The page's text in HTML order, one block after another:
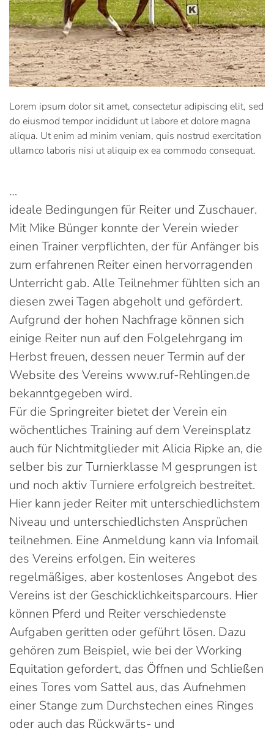
Lorem ipsum dolor sit amet, consectetur adipiscing elit, sed
do eiusmod tempor incididunt ut labore et dolore magna
aliqua. Ut enim ad minim veniam, quis nostrud exercitation
ullamco laboris nisi ut aliquip ex ea commodo consequat.
…
ideale Bedingungen für Reiter und Zuschauer.
Mit Mike Bünger konnte der Verein wieder
einen Trainer verpflichten, der für Anfänger bis
zum erfahrenen Reiter einen hervorragenden
Unterricht gab. Alle Teilnehmer fühlten sich an
diesen zwei Tagen abgeholt und gefördert.
Aufgrund der hohen Nachfrage können sich
einige Reiter nun auf den Folgelehrgang im
Herbst freuen, dessen neuer Termin auf der
Website des Vereins www.ruf-Rehlingen.de
bekanntgegeben wird.
Für die Springreiter bietet der Verein ein
wöchentliches Training auf dem Vereinsplatz
auch für Nichtmitglieder mit Alicia Ripke an, die
selber bis zur Turnierklasse M gesprungen ist
und noch aktiv Turniere erfolgreich bestreitet.
Hier kann jeder Reiter mit unterschiedlichstem
Niveau und unterschiedlichsten Ansprüchen
teilnehmen. Eine Anmeldung kann via Infomail
des Vereins erfolgen. Ein weiteres
regelmäßiges, aber kostenloses Angebot des
Vereins ist der Geschicklichkeitsparcours. Hier
können Pferd und Reiter verschiedenste
Aufgaben geritten oder geführt lösen. Dazu
gehören zum Beispiel, wie bei der Working
Equitation gefordert, das Öffnen und Schließen
eines Tores vom Sattel aus, das Aufnehmen
einer Stange zum Durchstechen eines Ringes
oder auch das Rückwärts- und